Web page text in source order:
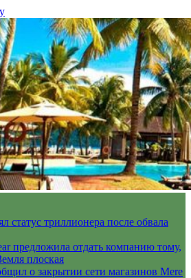
статус триллионера после обвала
предложила отдать компанию тому,
плоская
о закрытии сети магазинов Mere